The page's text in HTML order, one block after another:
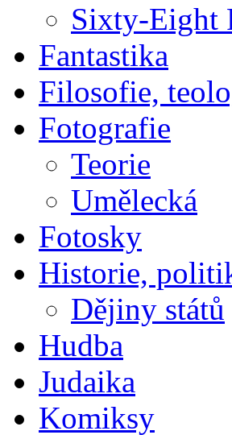
Sixty-Eight
Fantastika
Filosofie,
Fotografie
Teorie
Umělecká
Fotosky
Historie,
Dějiny států
Hudba
Judaika
Komiksy